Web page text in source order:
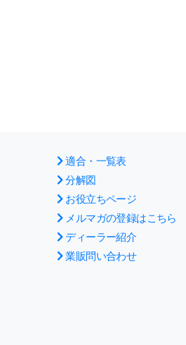
適合・一覧表
分解図
お役立ちページ
メルマガの登録はこちら
ディーラー紹介
業販問い合わせ